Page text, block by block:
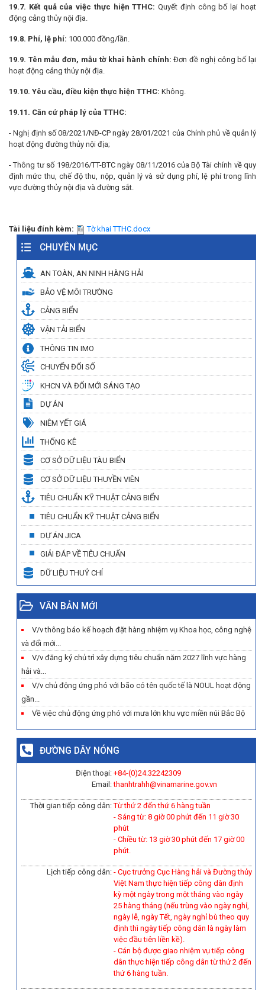
19.7. Kết quả của việc thực hiện TTHC: Quyết định công bố lại hoạt
động cảng thủy nội địa.
19.8. Phí, lệ phí: 100.000 đồng/lần.
19.9. Tên mẫu đơn, mẫu tờ khai hành chính: Đơn đề nghị công bố lại
hoạt động cảng thủy nội địa.
19.10. Yêu cầu, điều kiện thực hiện TTHC: Không.
19.11. Căn cứ pháp lý của TTHC:
- Nghị định số 08/2021/NĐ-CP ngày 28/01/2021 của Chính phủ về quản lý
hoạt động đường thủy nội địa;
- Thông tư số 198/2016/TT-BTC ngày 08/11/2016 của Bộ Tài chính về quy
định mức thu, chế độ thu, nộp, quản lý và sử dụng phí, lệ phí trong lĩnh
vực đường thủy nội địa và đường sắt.
Tài liệu đính kèm: Tờ khai TTHC.docx
CHUYÊN MỤC
AN TOÀN, AN NINH HÀNG HẢI
BẢO VỆ MÔI TRƯỜNG
CẢNG BIỂN
VẬN TẢI BIỂN
THÔNG TIN IMO
CHUYỂN ĐỔI SỐ
KHCN VÀ ĐỔI MỚI SÁNG TẠO
DỰ ÁN
NIÊM YẾT GIÁ
THỐNG KÊ
CƠ SỞ DỮ LIỆU TÀU BIỂN
CƠ SỞ DỮ LIỆU THUYỀN VIÊN
TIÊU CHUẨN KỸ THUẬT CẢNG BIỂN
TIÊU CHUẨN KỸ THUẬT CẢNG BIỂN
DỰ ÁN JICA
GIẢI ĐÁP VỀ TIÊU CHUẨN
DỮ LIỆU THUỶ CHÍ
VĂN BẢN MỚI
V/v thông báo kế hoạch đặt hàng nhiệm vụ Khoa học, công nghệ
và đổi mới...
V/v đăng ký chủ trì xây dựng tiêu chuẩn năm 2027 lĩnh vực hàng
hải và...
V/v chủ động ứng phó với bão có tên quốc tế là NOUL hoạt động
gần...
Về việc chủ động ứng phó với mưa lớn khu vực miền núi Bắc Bộ
ĐƯỜNG DÂY NÓNG
Điện thoại:
Email:
+84-(0)24.32242309
thanhtrahh@vinamarine.gov.vn
Thời gian tiếp công dân:Từ thứ 2 đến thứ 6 hàng tuần
- Sáng từ: 8 giờ 00 phút đến 11 giờ 30
phút
- Chiều từ: 13 giờ 30 phút đến 17 giờ 00
phút.
Lịch tiếp công dân: - Cục trưởng Cục Hàng hải và Đường thủy
Việt Nam thực hiện tiếp công dân định
kỳ một ngày trong một tháng vào ngày
25 hàng tháng (nếu trùng vào ngày nghỉ,
ngày lễ, ngày Tết, ngày nghỉ bù theo quy
định thì ngày tiếp công dân là ngày làm
việc đầu tiên liền kề).
- Cán bộ được giao nhiệm vụ tiếp công
dân thực hiện tiếp công dân từ thứ 2 đến
thứ 6 hàng tuần.